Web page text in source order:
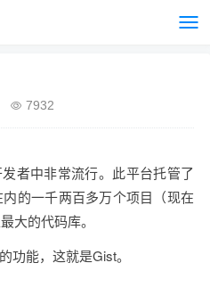
7932
者中非常流行。此平台托管了
的一千两百多万个项目（现在
大的代码库。
功能，这就是Gist。